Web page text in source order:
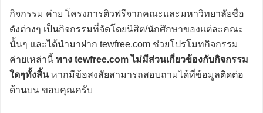
กิจกรรม ค่าย โครงการติวฟรีจากคณะและมหาวิทยาลัยชื่อ
ดังต่างๆ เป็นกิจกรรมที่จัดโดยนิสิต/นักศึกษาของแต่ละคณะ
นั้นๆ และได้นำมาฝาก tewfree.com ช่วยโปรโมทกิจกรรม
ค่ายเหล่านี้ ทาง tewfree.com ไม่มีส่วนเกี่ยวข้องกับกิจกรรม
ใดๆทั้งสิ้นหากมีข้อสงสัยสามารถสอบถามได้ที่ข้อมูลติดต่อ
ด้านบน ขอบคุณครับ